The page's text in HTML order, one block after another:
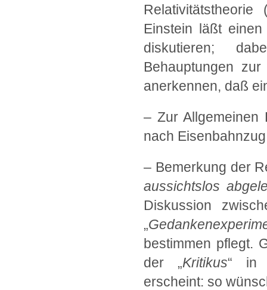
Einstein läßt einen
diskutieren;
Behauptungen
anerkennen, daß
– Zur Allgemeinen
nach
– Bemerkung der
aussichtslos
Diskussion
„
bestimmen pflegt.
der „Kritikus“ in
erscheint: so